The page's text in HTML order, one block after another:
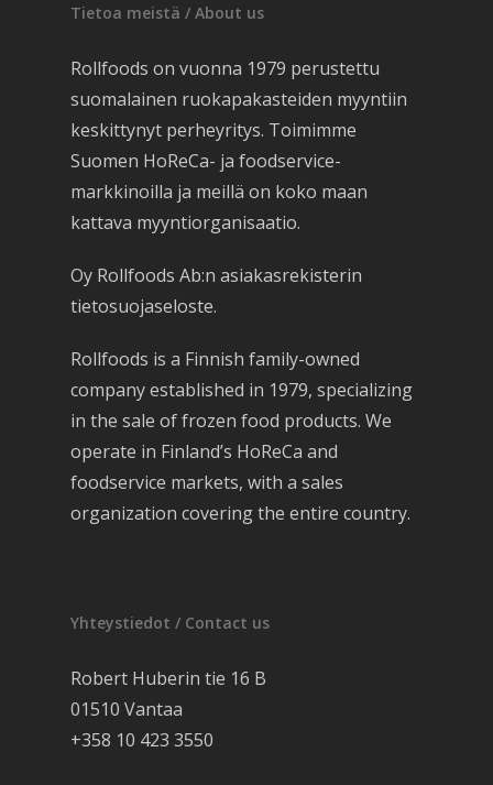
Tietoa meistä / About us
Rollfoods on vuonna 1979 perustettu
suomalainen ruokapakasteiden myyntiin
keskittynyt perheyritys. Toimimme
Suomen HoReCa- ja foodservice-
markkinoilla ja meillä on koko maan
kattava myyntiorganisaatio.
Oy Rollfoods Ab:n asiakasrekisterin
tietosuojaseloste.
Rollfoods is a Finnish family-owned
company established in 1979, specializing
in the sale of frozen food products. We
operate in Finland’s HoReCa and
foodservice markets, with a sales
organization covering the entire country.
Yhteystiedot / Contact us
Robert Huberin tie 16 B
01510 Vantaa
+358 10 423 3550